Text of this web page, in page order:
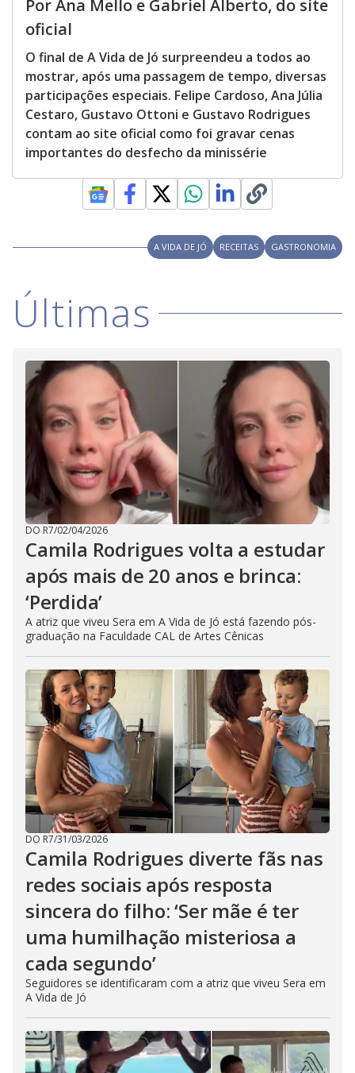
Por Ana Mello e Gabriel Alberto, do site
oficial
O final de A Vida de Jó surpreendeu a todos ao
mostrar, após uma passagem de tempo, diversas
participações especiais. Felipe Cardoso, Ana Júlia
Cestaro, Gustavo Ottoni e Gustavo Rodrigues
contam ao site oficial como foi gravar cenas
importantes do desfecho da minissérie
A VIDA DE JÓ RECEITAS GASTRONOMIA
Últimas
DO R7/02/04/2026
Camila Rodrigues volta a estudar
após mais de 20 anos e brinca:
‘Perdida’
A atriz que viveu Sera em A Vida de Jó está fazendo pós-
graduação na Faculdade CAL de Artes Cênicas
DO R7/31/03/2026
Camila Rodrigues diverte fãs nas
redes sociais após resposta
sincera do filho: ‘Ser mãe é ter
uma humilhação misteriosa a
cada segundo’
Seguidores se identificaram com a atriz que viveu Sera em
A Vida de Jó